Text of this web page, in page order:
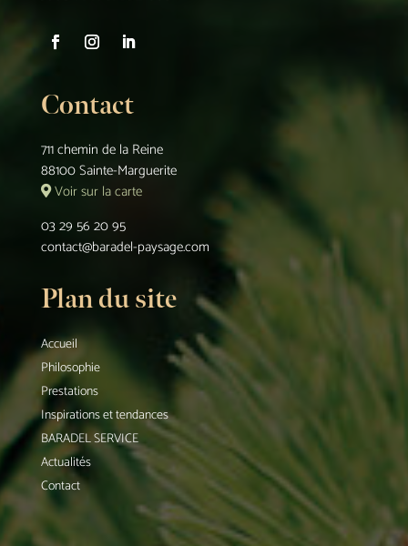
Contact
711 chemin de la Reine
88100 Sainte-Marguerite
Voir sur la carte
03 29 56 20 95
contact@baradel-paysage.com
Plan du site
Accueil
Philosophie
Prestations
Inspirations et tendances
BARADEL SERVICE
Actualités
Contact